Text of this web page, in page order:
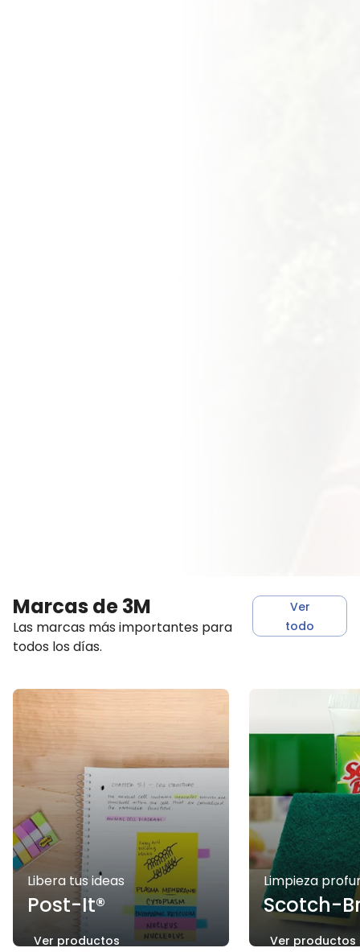
Marcas de 3M
Las marcas más importantes para
todos los días.
Ver
todo
Libera tus ideas
Post-It®
Ver productos
Limpieza
Scotch-
Ver productos